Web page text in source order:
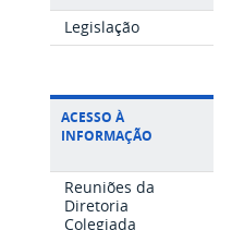
Legislação
ACESSO À
INFORMAÇÃO
Reuniões da
Diretoria
Colegiada